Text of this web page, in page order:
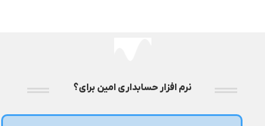
نرم افزار حسابداری امین برای؟